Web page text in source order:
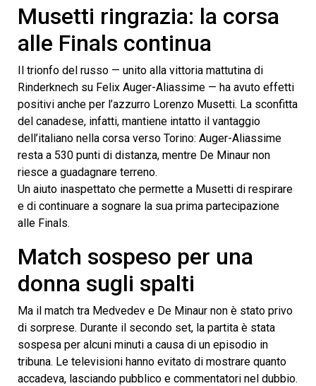
Musetti ringrazia: la corsa
alle Finals continua
Il trionfo del russo — unito alla vittoria mattutina di
Rinderknech su Felix Auger-Aliassime — ha avuto effetti
positivi anche per l’azzurro Lorenzo Musetti. La sconfitta
del canadese, infatti, mantiene intatto il vantaggio
dell’italiano nella corsa verso Torino: Auger-Aliassime
resta a 530 punti di distanza, mentre De Minaur non
riesce a guadagnare terreno.
Un aiuto inaspettato che permette a Musetti di respirare
e di continuare a sognare la sua prima partecipazione
alle Finals.
Match sospeso per una
donna sugli spalti
Ma il match tra Medvedev e De Minaur non è stato privo
di sorprese. Durante il secondo set, la partita è stata
sospesa per alcuni minuti a causa di un episodio in
tribuna. Le televisioni hanno evitato di mostrare quanto
accadeva, lasciando pubblico e commentatori nel dubbio.